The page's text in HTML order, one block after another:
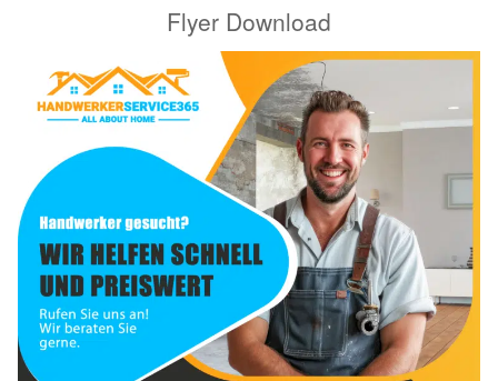
Flyer Download